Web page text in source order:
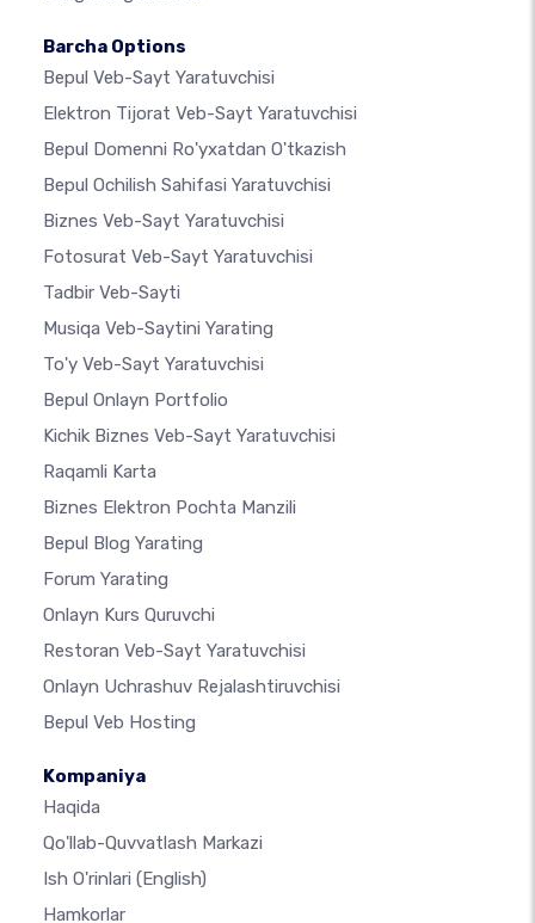
Barcha Options
Bepul Veb-Sayt Yaratuvchisi
Elektron Tijorat Veb-Sayt Yaratuvchisi
Bepul Domenni Ro'yxatdan O'tkazish
Bepul Ochilish Sahifasi Yaratuvchisi
Biznes Veb-Sayt Yaratuvchisi
Fotosurat Veb-Sayt Yaratuvchisi
Tadbir Veb-Sayti
Musiqa Veb-Saytini Yarating
To'y Veb-Sayt Yaratuvchisi
Bepul Onlayn Portfolio
Kichik Biznes Veb-Sayt Yaratuvchisi
Raqamli Karta
Biznes Elektron Pochta Manzili
Bepul Blog Yarating
Forum Yarating
Onlayn Kurs Quruvchi
Restoran Veb-Sayt Yaratuvchisi
Onlayn Uchrashuv Rejalashtiruvchisi
Bepul Veb Hosting
Kompaniya
Haqida
Qo'llab-Quvvatlash Markazi
Ish O'rinlari (English)
Hamkorlar